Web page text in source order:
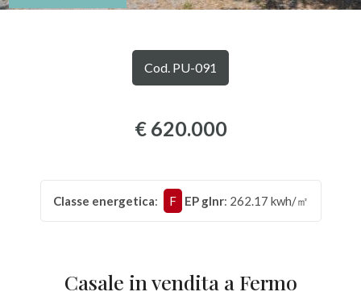
Cod. PU-091
€ 620.000
Classe energetica: F EP glnr: 262.17 kwh/㎡
Casale in vendita a Fermo